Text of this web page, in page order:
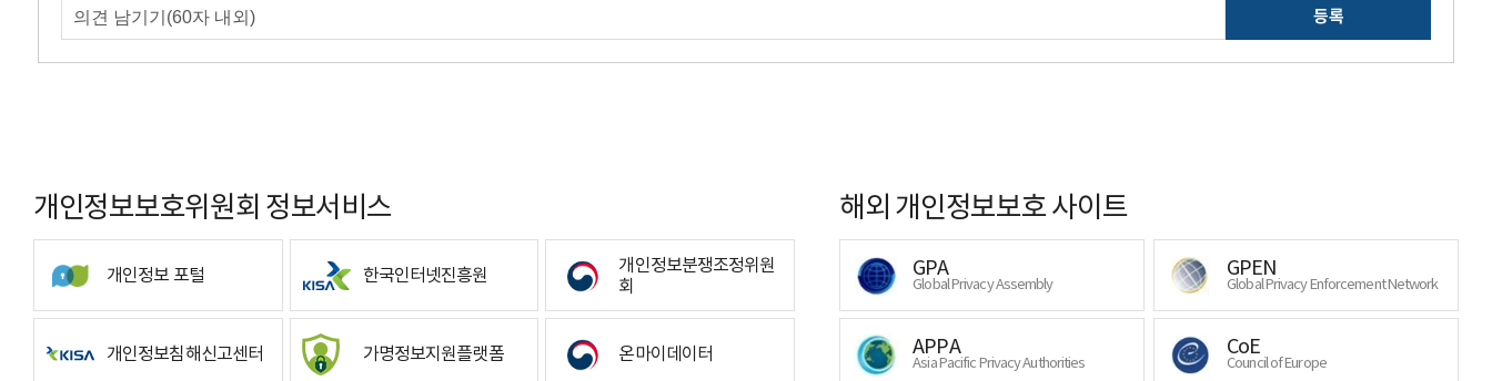
등록
개인정보보호위원회 정보서비스
개인정보 포털 한국인터넷진흥원
개인정보분쟁조정위원
회
개인정보침해신고센터 가명정보지원플랫폼 온마이데이터
해외 개인정보보호 사이트
GPA
Global Privacy Assembly
GPEN
Global Privacy Enforcement Network
APPA
Asia Pacific Privacy Authorities
CoE
Council of Europe